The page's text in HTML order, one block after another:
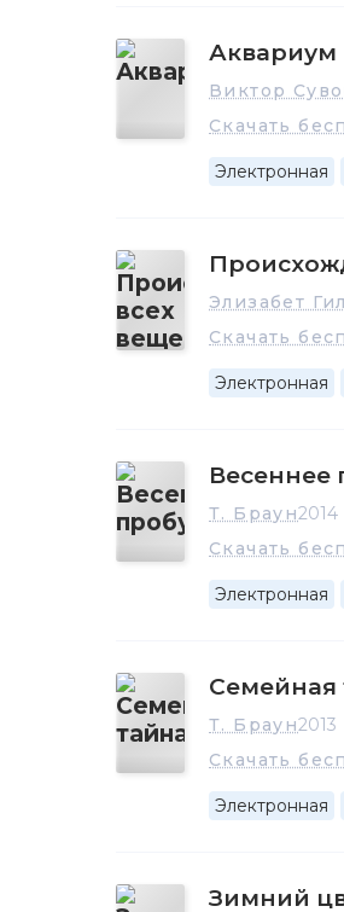
Аквариум
Виктор
Скачать
Электронная
Элизабет
Скачать
Электронная
Весеннее
Т. Браун2014
Скачать
Электронная
Семейная
Т. Браун2013
Скачать
Электронная
Зимний